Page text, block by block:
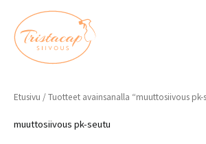
sisältöön
Etusivu / Tuotteet avainsanalla “muuttosiivous pk-
muuttosiivous pk-seutu